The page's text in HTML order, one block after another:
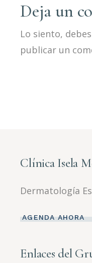
Deja un
Lo siento,
publicar un
Clínica Isela
Dermatología
AGENDA AHORA
Enlaces del